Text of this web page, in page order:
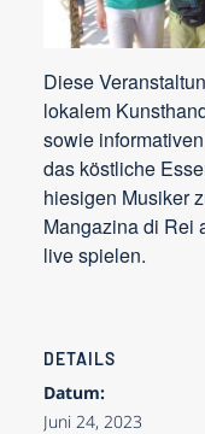
Diese
lokalem
sowie
das köstliche
hiesigen Musiker
Mangazina di Rei
live spielen.
DETAILS
Datum:
Juni 24, 2023